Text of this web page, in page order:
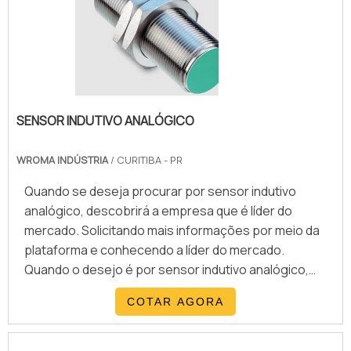
no mercado de serviços e equipamentos para a
indústria nacional. Os clientes encontram itens como
encoders e roteadores com ótima qualidade e
excelente custo-benefício.Apresentando produtos
de alto padrão, a empresa conta com profissionais
especializados e instalações modernas e em bom
estado, conquistando então a confiança de todos. A
WRoma é uma empresa que tem sido apontada de
qualidade, que garantem uma entrega de excelência
de ponta a ponta..
SENSOR INDUTIVO ANALÓGICO
WROMA INDÚSTRIA/ CURITIBA - PR
Quando se deseja procurar por sensor indutivo
analógico, descobrirá a empresa que é líder do
mercado. Solicitando mais informações por meio da
plataforma e conhecendo a líder do mercado.
Quando o desejo é por sensor indutivo analógico,
com a WRoma receberá proteção com
comprometimento com os resultados dos
clientes.DETALHES SOBRE SENSOR INDUTIVO
COTAR AGORA